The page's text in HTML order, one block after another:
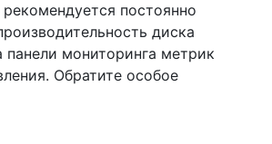
постоянно
диска
панели мониторинга метрик
Обратите особое